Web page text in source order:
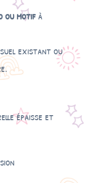
ou motifà
existant ou
épaisse et